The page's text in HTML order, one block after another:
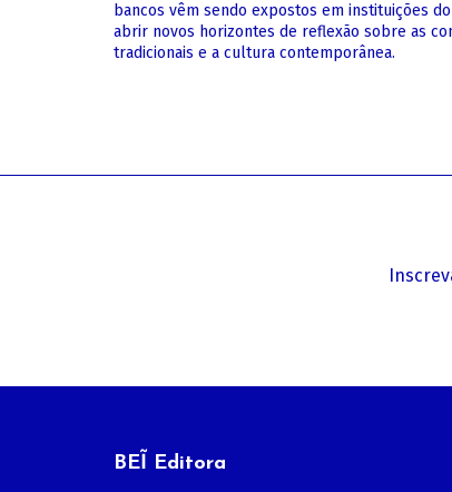
bancos vêm sendo expostos em instituições
abrir novos horizontes de reflexão sobre as
tradicionais e a cultura contemporânea.
BEĨ Editora